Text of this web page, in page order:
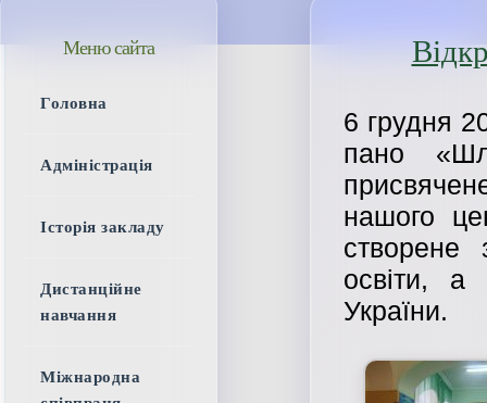
6 грудня
пано
нашого
створене
освіти, а
України.
Меню сайта
Головна
Адміністрація
Історія закладу
Дистанційне
навчання
Міжнародна